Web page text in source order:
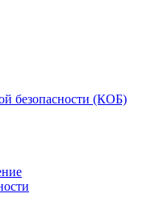
безопасности (КОБ)